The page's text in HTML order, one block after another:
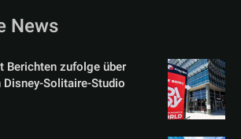
News
Berichten zufolge über
Solitaire-Studio